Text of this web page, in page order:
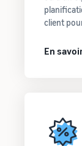
client
En